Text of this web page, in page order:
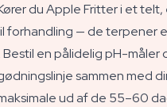
du Apple Fritter i et telt,
forhandling — de terpener
en pålidelig pH-måler
sammen med
ud af de 55–60